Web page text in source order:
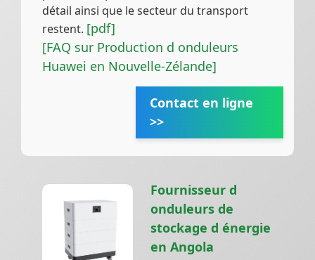
détail ainsi que le secteur du transport
restent. [pdf]
[FAQ sur Production d onduleurs
Huawei en Nouvelle-Zélande]
Contact en ligne
>>
Fournisseur d
onduleurs de
stockage d énergie
en Angola